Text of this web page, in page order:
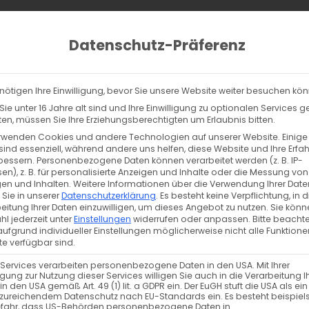
% SaleInfo Kontakt
/Jacken Reißverschluss teilbar 80cm – riorot 179
Jacken Reißverschluss teilbar
2,20€ inkl. MwSt. zzgl. Versand
Merken
Vorrätig
J
a
c
− +
SKU:462603Kategorie:teilbare
Die Hersteller-Informationen für alle
Datenschutz-Präferenz
Ihre Einwilligung, bevor Sie unsere Website weiter besuchen
unter 16 Jahre alt sind und Ihre Einwilligung zu optionalen Services
müssen Sie Ihre Erziehungsberechtigten um Erlaubnis bitten.
Cookies und andere Technologien auf unserer Website.
essenziell, während andere uns helfen, diese Website und Ihre
Personenbezogene Daten können verarbeitet werden (z. B. IP-
z. B. für personalisierte Anzeigen und Inhalte oder die Messung von
und Inhalten. Weitere Informationen über die Verwendung Ihrer
in unsererDatenschutzerklärung. Es besteht keine Verpflichtung, in
Ihrer Daten einzuwilligen, um dieses Angebot zu nutzen. Sie
jederzeit unterEinstellungen widerrufen oder anpassen. Bitte
individueller Einstellungen möglicherweise nicht alle
verfügbar sind.
verarbeiten personenbezogene Daten in den USA. Mit Ihrer
zur Nutzung dieser Services willigen Sie auch in die Verarbeitung
den USA gemäß Art. 49 (1) lit. a GDPR ein. Der EuGH stuft die USA als
Datenschutz nach EU-Standards ein. Es besteht
dass US-Behörden personenbezogene Daten in